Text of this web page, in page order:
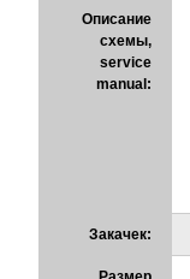
Описание
схемы,
service
manual:
Закачек: